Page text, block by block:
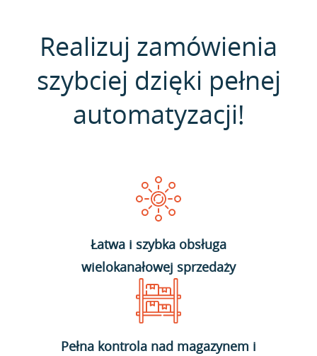
Realizuj zamówienia
szybciej dzięki pełnej
automatyzacji!
Łatwa i szybka obsługa
wielokanałowej sprzedaży
Pełna kontrola nad magazynem i